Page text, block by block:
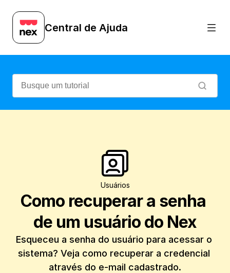
Central de Ajuda
Usuários
Como recuperar a senha
de um usuário do Nex
Esqueceu a senha do usuário para acessar o
sistema? Veja como recuperar a credencial
através do e-mail cadastrado.